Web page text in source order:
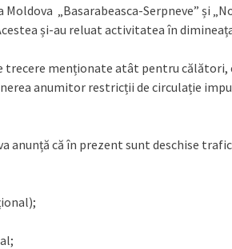
„Basarabeasca-Serpneve” și
și-au reluat activitatea în
menționate atât pentru călători,
anumitor restricții de circulație
anunță că în prezent sunt deschise